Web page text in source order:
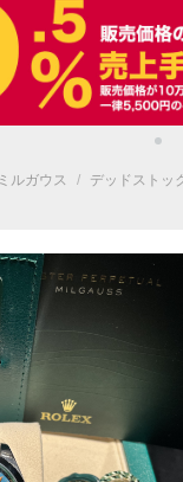
ルガウス / デッドストッ